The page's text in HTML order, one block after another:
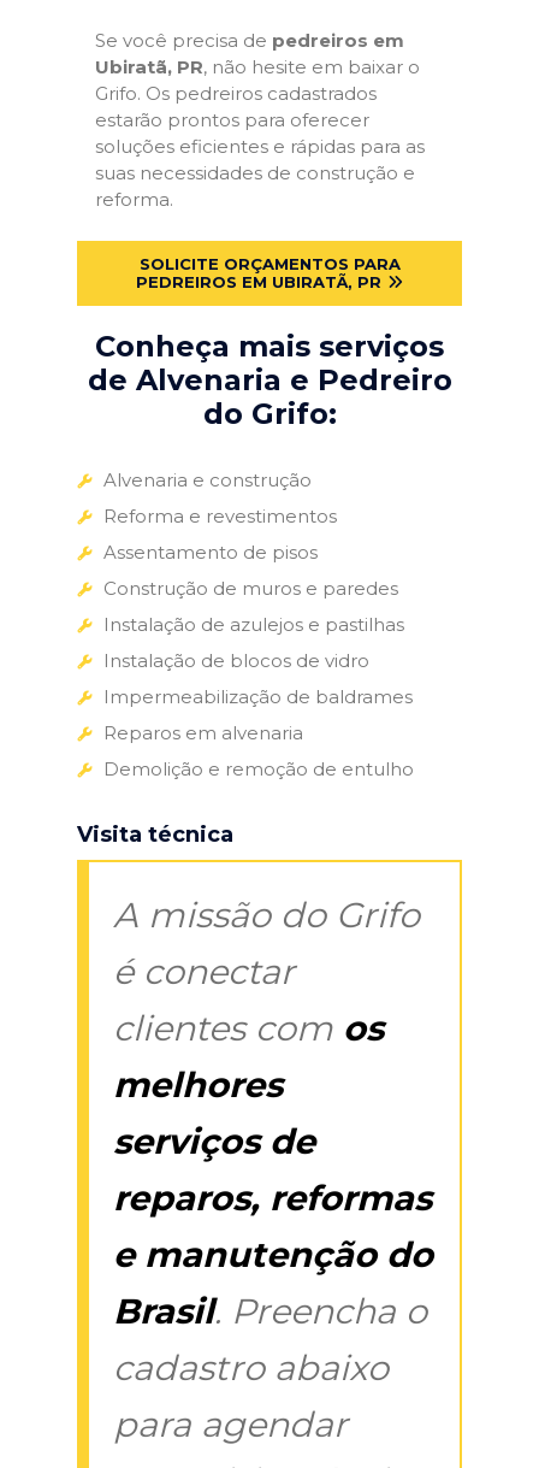
Se você precisa de pedreiros em
Ubiratã, PR, não hesite em baixar o
Grifo. Os pedreiros cadastrados
estarão prontos para oferecer
soluções eficientes e rápidas para as
suas necessidades de construção e
reforma.
SOLICITE ORÇAMENTOS PARA
PEDREIROS EM UBIRATÃ, PR
Conheça mais serviços
de Alvenaria e Pedreiro
do Grifo:
Alvenaria e construção
Reforma e revestimentos
Assentamento de pisos
Construção de muros e paredes
Instalação de azulejos e pastilhas
Instalação de blocos de vidro
Impermeabilização de baldrames
Reparos em alvenaria
Demolição e remoção de entulho
Visita técnica
A missão do Grifo
é conectar
clientes com os
melhores
serviços de
reparos, reformas
e manutenção do
Brasil. Preencha o
cadastro abaixo
para agendar